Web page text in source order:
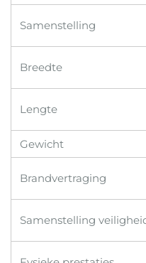
Samenstelling
Breedte
Lengte
Gewicht
Brandvertraging
Samenstelling